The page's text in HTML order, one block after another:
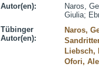
Autor(en):
Naros,
Giulia;
Tübinger
Autor(en):
Naros,
Liebsch,
Ofori,